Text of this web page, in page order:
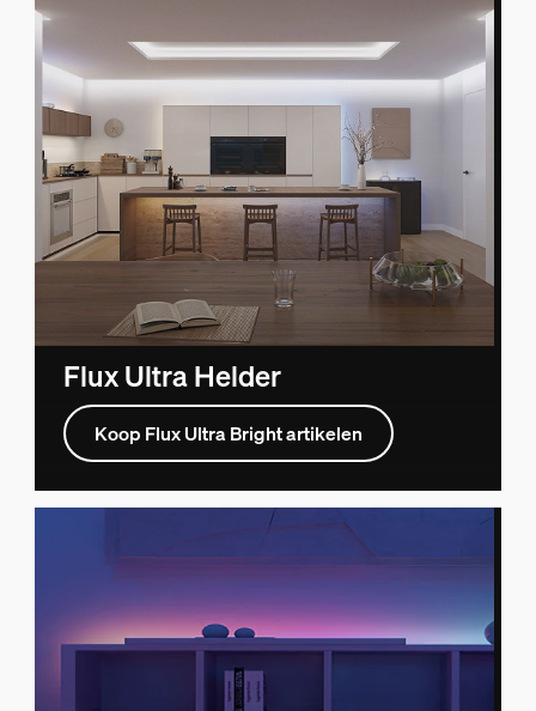
Flux Ultra Helder
Koop Flux Ultra Bright artikelen